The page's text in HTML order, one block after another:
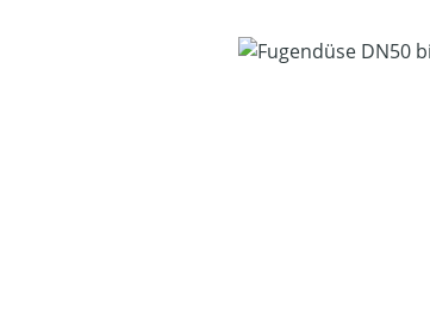
Bildergalerie überspringen